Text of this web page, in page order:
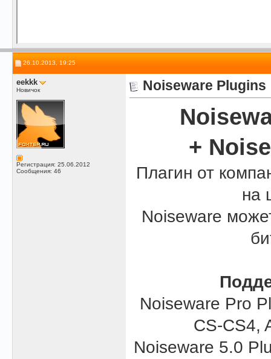
26.10.2013, 19:25
eekkk
Новичок
Регистрация: 25.06.2012
Сообщения: 46
Noiseware Plugins
+
Плагин от
на
Noiseware
Noiseware Pro
CS-CS4,
Noiseware 5.0